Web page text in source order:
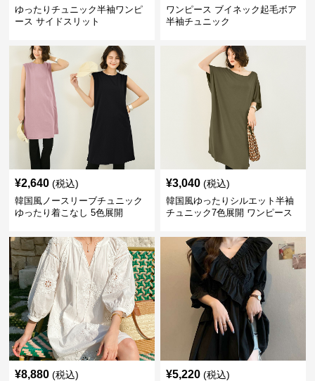
ゆったりチュニック半袖ワンピ
ース サイドスリット
ワンピース ブイネック起毛ボア
半袖チュニック
¥2,640 (税込)
韓国風ノースリーブチュニック
ゆったり着こなし 5色展開
¥3,040 (税込)
韓国風ゆったりシルエット半袖
チュニック7色展開 ワンピース
¥8,880 (税込) ¥5,220 (税込)